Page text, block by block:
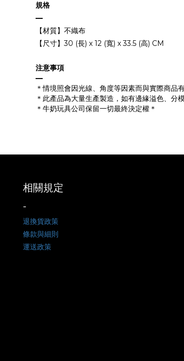
規格
—
【材質】不織布
【尺寸】30 (長) x 12 (寬) x33.5 (高) CM
注意事項
—
＊情境照會因光線、角度等因素而與實際商品
＊此產品為大量生產製造，如有邊緣溢色、分
＊牛奶玩具公司保留一切最終決定權＊
相關規定
-
退換貨政策
條款與細則
運送政策